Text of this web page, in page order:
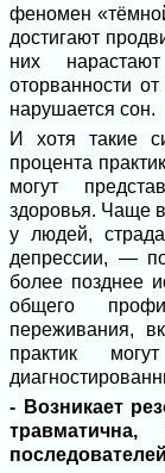
феномен
достигают
них
оторванности
нарушается сон.
И хотя такие
процента
могут
здоровья. Чаще
у людей,
депрессии, —
более позднее
общего
переживания,
практик
- Возникает